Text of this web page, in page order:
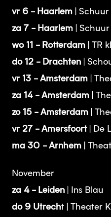
vr 6 - Haarlem | Schuur
za 7 - Haarlem | Schuur
wo 11 - Rotterdam | TR
do 12 - Drachten |
vr 13 - Amsterdam |
za 14 - Amsterdam |
zo 15 - Amsterdam |
vr 27 - Amersfoort| De
ma 30 - Arnhem |
November
za 4 - Leiden | Ins Blau
do 9 Utrecht | Theater